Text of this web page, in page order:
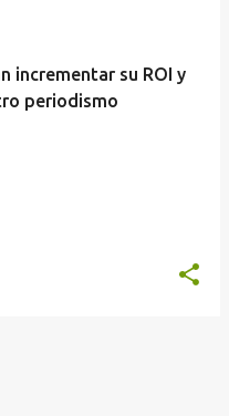
incrementar su ROI y
periodismo